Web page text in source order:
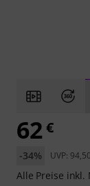
62€
-34% UVP:
Alle Preise inkl.